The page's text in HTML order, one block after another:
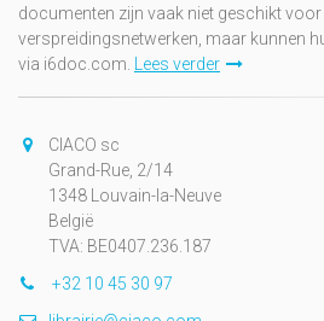
documenten zijn vaak niet geschikt
verspreidingsnetwerken, maar kunnen
via i6doc.com. Lees verder
CIACO sc
Grand-Rue, 2/14
1348 Louvain-la-Neuve
België
TVA: BE0407.236.187
+32 10 45 30 97